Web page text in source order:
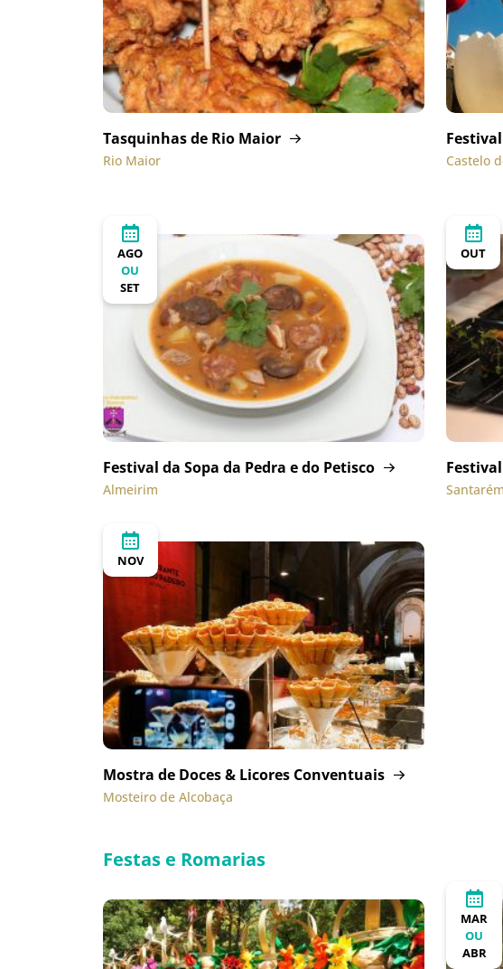
Tasquinhas de Rio Maior
Rio Maior Castelo
AGO
OU
SET
Festival da Sopa da Pedra e do Petisco
Almeirim
OUT
Santarém
NOV
Mostra de Doces & Licores Conventuais
Mosteiro de Alcobaça
Festas e Romarias
MAR
OU
ABR